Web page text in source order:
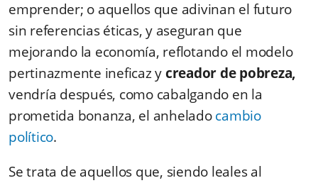
emprender; o aquellos que adivinan el futuro
sin referencias éticas, y aseguran que
mejorando la economía, reflotando el modelo
pertinazmente ineficaz ycreador de pobreza,
vendría después, como cabalgando en la
prometida bonanza, el anheladocambio
político.
Se trata de aquellos que, siendo leales al